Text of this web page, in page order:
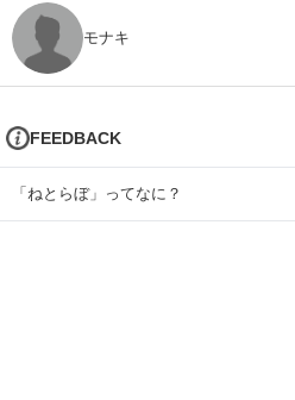
モナキ
FEEDBACK
「ねとらぼ」ってなに？